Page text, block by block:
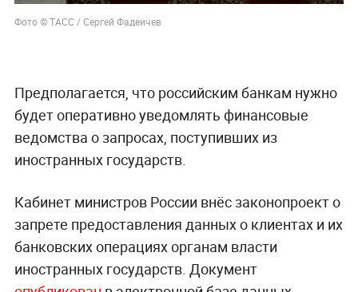
Фото © ТАСС / Сергей Фадеичев
Предполагается, что российским банкам нужно
будет оперативно уведомлять финансовые
ведомства о запросах, поступивших из
иностранных государств.
Кабинет министров России внёс законопроект о
запрете предоставления данных о клиентах и их
банковских операциях органам власти
иностранных государств. Документ